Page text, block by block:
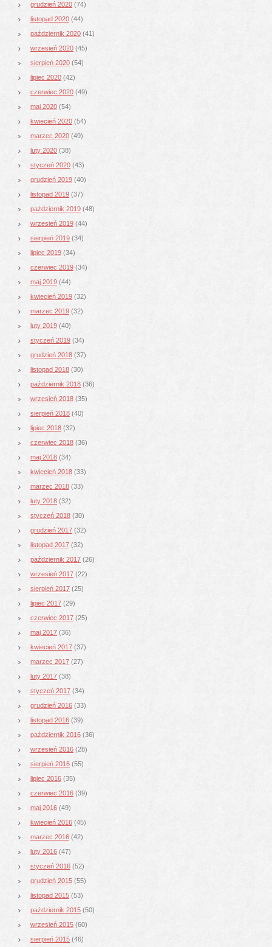
grudzień 2020 (74)
listopad 2020 (44)
październik 2020 (41)
wrzesień 2020 (45)
sierpień 2020 (54)
lipiec 2020 (42)
czerwiec 2020 (49)
maj 2020 (54)
kwiecień 2020 (54)
marzec 2020 (49)
luty 2020 (38)
styczeń 2020 (43)
grudzień 2019 (40)
listopad 2019 (37)
październik 2019 (48)
wrzesień 2019 (44)
sierpień 2019 (34)
lipiec 2019 (34)
czerwiec 2019 (34)
maj 2019 (44)
kwiecień 2019 (32)
marzec 2019 (32)
luty 2019 (40)
styczeń 2019 (34)
grudzień 2018 (37)
listopad 2018 (30)
październik 2018 (36)
wrzesień 2018 (35)
sierpień 2018 (40)
lipiec 2018 (32)
czerwiec 2018 (36)
maj 2018 (34)
kwiecień 2018 (33)
marzec 2018 (33)
luty 2018 (32)
styczeń 2018 (30)
grudzień 2017 (32)
listopad 2017 (32)
październik 2017 (26)
wrzesień 2017 (22)
sierpień 2017 (25)
lipiec 2017 (29)
czerwiec 2017 (25)
maj 2017 (36)
kwiecień 2017 (37)
marzec 2017 (27)
luty 2017 (38)
styczeń 2017 (34)
grudzień 2016 (33)
listopad 2016 (39)
październik 2016 (36)
wrzesień 2016 (28)
sierpień 2016 (55)
lipiec 2016 (35)
czerwiec 2016 (39)
maj 2016 (49)
kwiecień 2016 (45)
marzec 2016 (42)
luty 2016 (47)
styczeń 2016 (52)
grudzień 2015 (55)
listopad 2015 (53)
październik 2015 (50)
wrzesień 2015 (60)
sierpień 2015 (46)